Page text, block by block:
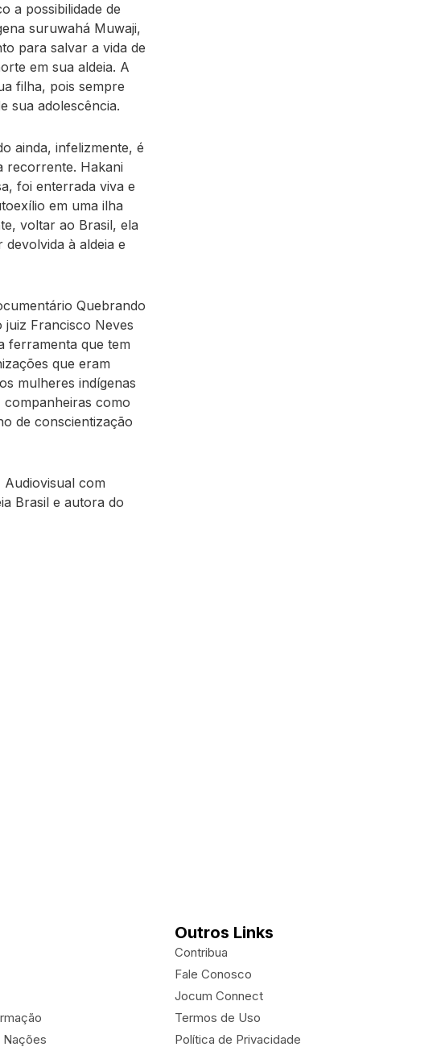
a possibilidade de
suruwahá Muwaji,
para salvar a vida de
em sua aldeia. A
filha, pois sempre
sua adolescência.
ainda, infelizmente, é
recorrente. Hakani
foi enterrada viva e
em uma ilha
voltar ao Brasil, ela
à aldeia e
Quebrando
Francisco Neves
ferramenta que tem
que eram
mulheres indígenas
companheiras como
de conscientização
Audiovisual com
Brasil e autora do
Nações
Outros Links
Contribua
Fale Conosco
Jocum Connect
Termos de Uso
Política de Privacidade